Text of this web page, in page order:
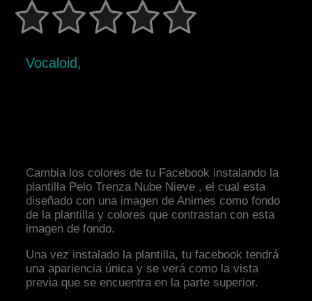
Vocaloid,
Cambia los colores de tu Facebook instalando la
plantilla Pelo Trenza Nube Nieve , el cual esta
diseñado con una imagen de Animes como fondo
de la plantilla y colores que contrastan con esta
imagen de fondo.
Una vez instalado la plantilla, tu facebook tendrá
una apariencia única y se verá como la vista
previa que se encuentra en la parte superior.